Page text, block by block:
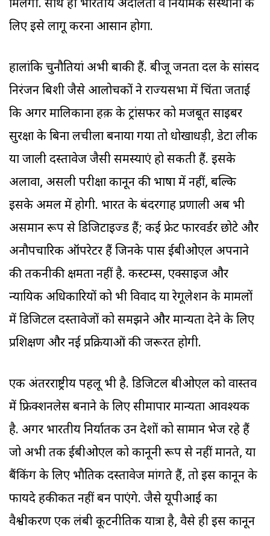
मिलेगी. साथ ही भारतीय अदालतों व नियामक संस्थानों के
लिए इसे लागू करना आसान होगा.
हालांकि चुनौतियां अभी बाकी हैं. बीजू जनता दल के सांसद
निरंजन बिशी जैसे आलोचकों ने राज्यसभा में चिंता जताई
कि अगर मालिकाना हक़ के ट्रांसफर को मजबूत साइबर
सुरक्षा के बिना लचीला बनाया गया तो धोखाधड़ी, डेटा लीक
या जाली दस्तावेज जैसी समस्याएं हो सकती हैं. इसके
अलावा, असली परीक्षा कानून की भाषा में नहीं, बल्कि
इसके अमल में होगी. भारत के बंदरगाह प्रणाली अब भी
असमान रूप से डिजिटाइज्ड हैं; कई फ्रेट फारवर्डर छोटे और
अनौपचारिक ऑपरेटर हैं जिनके पास ईबीओएल अपनाने
की तकनीकी क्षमता नहीं है. कस्टम्स, एक्साइज और
न्यायिक अधिकारियों को भी विवाद या रेगूलेशन के मामलों
में डिजिटल दस्तावेजों को समझने और मान्यता देने के लिए
प्रशिक्षण और नई प्रक्रियाओं की जरूरत होगी.
एक अंतरराष्ट्रीय पहलू भी है. डिजिटल बीओएल को वास्तव
में फ्रिक्शनलेस बनाने के लिए सीमापार मान्यता आवश्यक
है. अगर भारतीय निर्यातक उन देशों को सामान भेज रहे हैं
जो अभी तक ईबीओएल को कानूनी रूप से नहीं मानते, या
बैंकिंग के लिए भौतिक दस्तावेज मांगते हैं, तो इस कानून के
फायदे हकीकत नहीं बन पाएंगे. जैसे यूपीआई का
वैश्वीकरण एक लंबी कूटनीतिक यात्रा है, वैसे ही इस कानून